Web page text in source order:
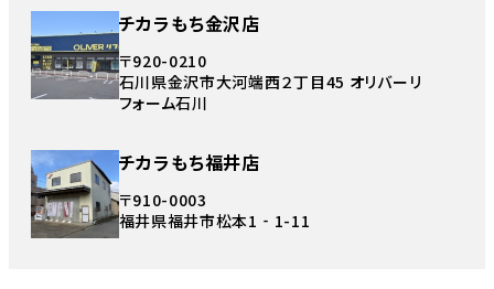
チカラもち金沢店
〒920-0210
石川県金沢市大河端西２丁目45 オリバーリ
フォーム石川
チカラもち福井店
〒910-0003
福井県福井市松本1‐1-11